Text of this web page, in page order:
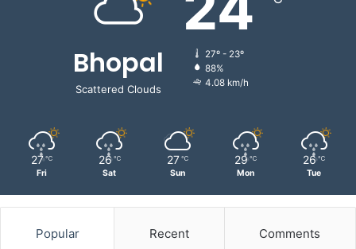
Bhopal
Scattered Clouds
27º - 23º
88%
4.08 km/h
27 ℃
Fri
26 ℃
Sat
27 ℃
Sun
29 ℃
Mon
26 ℃
Tue
Popular Recent Comments